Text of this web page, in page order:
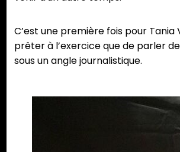
C’est une première fois pour Tania
prêter à l’exercice que de parler
sous un angle journalistique.